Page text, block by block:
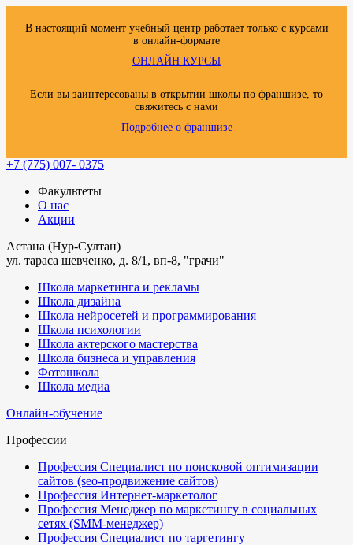
В настоящий момент учебный центр работает только с курсами
в онлайн-формате
ОНЛАЙН КУРСЫ
Если вы заинтересованы в открытии школы по франшизе, то
свяжитесь с нами
Подробнее о франшизе
+7 (775) 007- 0375
Факультеты
О нас
Акции
Астана (Нур-Султан)
ул. тараса шевченко, д. 8/1, вп-8, "грачи"
Школа маркетинга и рекламы
Школа дизайна
Школа нейросетей и программирования
Школа психологии
Школа актерского мастерства
Школа бизнеса и управления
Фотошкола
Школа медиа
Онлайн-обучение
Профессии
Профессия Специалист по поисковой оптимизации
сайтов (seo-продвижение сайтов)
Профессия Интернет-маркетолог
Профессия Менеджер по маркетингу в социальных
сетях (SMM-менеджер)
Профессия Специалист по таргетингу